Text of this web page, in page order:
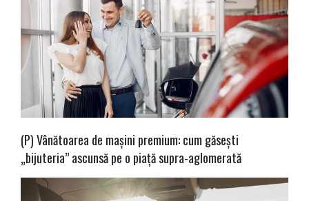
(P) Vânătoarea de mașini premium: cum găsești
„bijuteria” ascunsă pe o piață supra-aglomerată